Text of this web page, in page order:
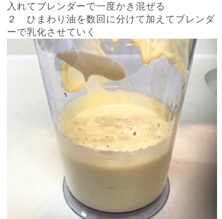
入れてブレンダーで一度かき混ぜる
２ ひまわり油を数回に分けて加えてブレンダ
ーで乳化させていく